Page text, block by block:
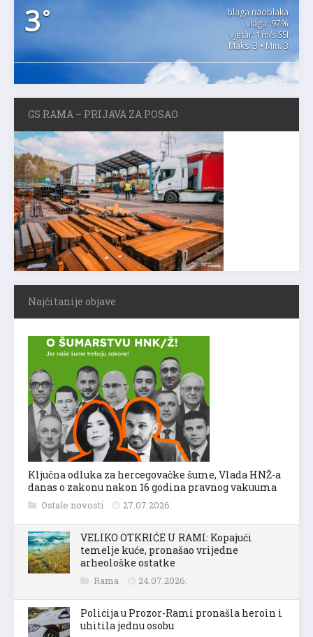
3°
blaga naoblaka
vlaga: 97%
vjetar: 1m/s SSI
Maks. 3 • Min. 3
GS RAMA – PRIJAVA ZA POSAO
Najčitanije objave
Ključna odluka za hercegovačke šume, Vlada HNŽ-a
danas o zakonu nakon 16 godina pravnog vakuuma
Ostale novosti 27.07.2026.
VELIKO OTKRIĆE U RAMI: Kopajući
temelje kuće, pronašao vrijedne
arheološke ostatke
Rama 24.07.2026.
Policija u Prozor-Rami pronašla heroin i
uhitila jednu osobu